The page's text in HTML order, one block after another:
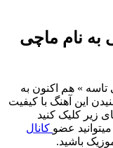
به نام ماچی
تاسه » هم اکنون به
این آهنگ با کیفیت
های زیر کلیک کنید
عضو کانال
باشید.